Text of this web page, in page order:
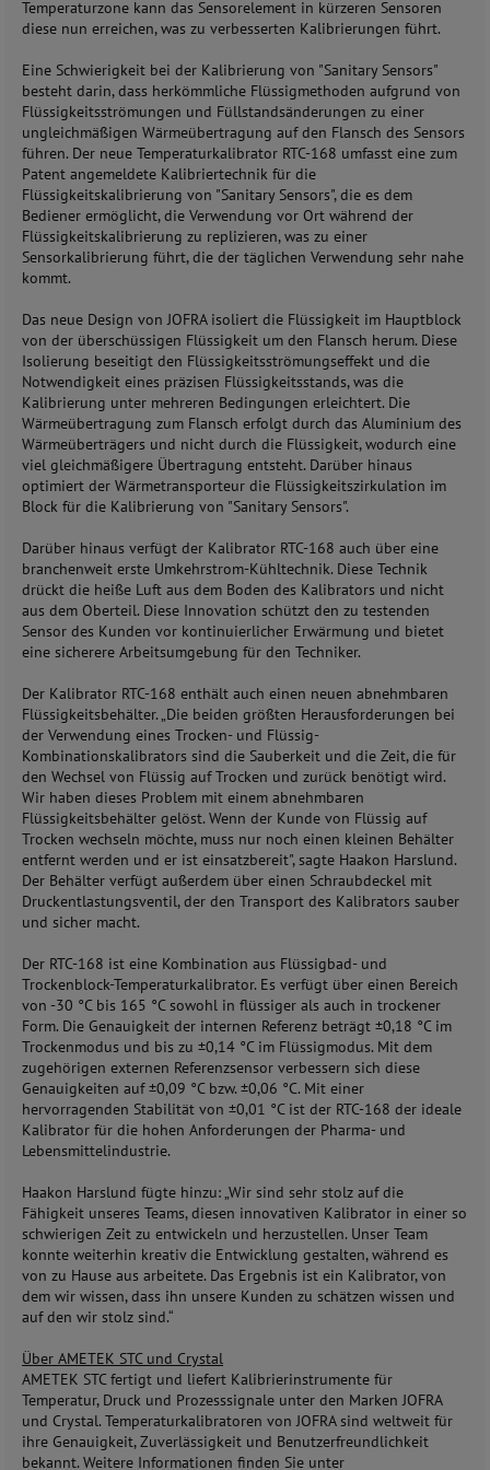
Temperaturzone kann das Sensorelement in kürzeren Sensoren
diese nun erreichen, was zu verbesserten Kalibrierungen führt.
Eine Schwierigkeit bei der Kalibrierung von "Sanitary Sensors"
besteht darin, dass herkömmliche Flüssigmethoden aufgrund von
Flüssigkeitsströmungen und Füllstandsänderungen zu einer
ungleichmäßigen Wärmeübertragung auf den Flansch des Sensors
führen. Der neue Temperaturkalibrator RTC-168 umfasst eine zum
Patent angemeldete Kalibriertechnik für die
Flüssigkeitskalibrierung von "Sanitary Sensors", die es dem
Bediener ermöglicht, die Verwendung vor Ort während der
Flüssigkeitskalibrierung zu replizieren, was zu einer
Sensorkalibrierung führt, die der täglichen Verwendung sehr nahe
kommt.
Das neue Design von JOFRA isoliert die Flüssigkeit im Hauptblock
von der überschüssigen Flüssigkeit um den Flansch herum. Diese
Isolierung beseitigt den Flüssigkeitsströmungseffekt und die
Notwendigkeit eines präzisen Flüssigkeitsstands, was die
Kalibrierung unter mehreren Bedingungen erleichtert. Die
Wärmeübertragung zum Flansch erfolgt durch das Aluminium des
Wärmeüberträgers und nicht durch die Flüssigkeit, wodurch eine
viel gleichmäßigere Übertragung entsteht. Darüber hinaus
optimiert der Wärmetransporteur die Flüssigkeitszirkulation im
Block für die Kalibrierung von "Sanitary Sensors".
Darüber hinaus verfügt der Kalibrator RTC-168 auch über eine
branchenweit erste Umkehrstrom-Kühltechnik. Diese Technik
drückt die heiße Luft aus dem Boden des Kalibrators und nicht
aus dem Oberteil. Diese Innovation schützt den zu testenden
Sensor des Kunden vor kontinuierlicher Erwärmung und bietet
eine sicherere Arbeitsumgebung für den Techniker.
Der Kalibrator RTC-168 enthält auch einen neuen abnehmbaren
Flüssigkeitsbehälter. „Die beiden größten Herausforderungen bei
der Verwendung eines Trocken- und Flüssig-
Kombinationskalibrators sind die Sauberkeit und die Zeit, die für
den Wechsel von Flüssig auf Trocken und zurück benötigt wird.
Wir haben dieses Problem mit einem abnehmbaren
Flüssigkeitsbehälter gelöst. Wenn der Kunde von Flüssig auf
Trocken wechseln möchte, muss nur noch einen kleinen Behälter
entfernt werden und er ist einsatzbereit", sagte Haakon Harslund.
Der Behälter verfügt außerdem über einen Schraubdeckel mit
Druckentlastungsventil, der den Transport des Kalibrators sauber
und sicher macht.
Der RTC-168 ist eine Kombination aus Flüssigbad- und
Trockenblock-Temperaturkalibrator. Es verfügt über einen Bereich
von -30 °C bis 165 °C sowohl in flüssiger als auch in trockener
Form. Die Genauigkeit der internen Referenz beträgt ±0,18 °C im
Trockenmodus und bis zu ±0,14 °C im Flüssigmodus. Mit dem
zugehörigen externen Referenzsensor verbessern sich diese
Genauigkeiten auf ±0,09 °C bzw. ±0,06 °C. Mit einer
hervorragenden Stabilität von ±0,01 °C ist der RTC-168 der ideale
Kalibrator für die hohen Anforderungen der Pharma- und
Lebensmittelindustrie.
Haakon Harslund fügte hinzu: „Wir sind sehr stolz auf die
Fähigkeit unseres Teams, diesen innovativen Kalibrator in einer so
schwierigen Zeit zu entwickeln und herzustellen. Unser Team
konnte weiterhin kreativ die Entwicklung gestalten, während es
von zu Hause aus arbeitete. Das Ergebnis ist ein Kalibrator, von
dem wir wissen, dass ihn unsere Kunden zu schätzen wissen und
auf den wir stolz sind.“
Über AMETEK STC und Crystal
AMETEK STC fertigt und liefert Kalibrierinstrumente für
Temperatur, Druck und Prozesssignale unter den Marken JOFRA
und Crystal. Temperaturkalibratoren von JOFRA sind weltweit für
ihre Genauigkeit, Zuverlässigkeit und Benutzerfreundlichkeit
bekannt. Weitere Informationen finden Sie unter